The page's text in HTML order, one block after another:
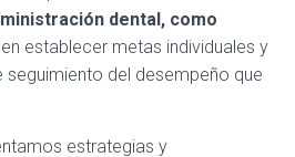
dental, como
establecer metas individuales y
del desempeño que
estrategias y